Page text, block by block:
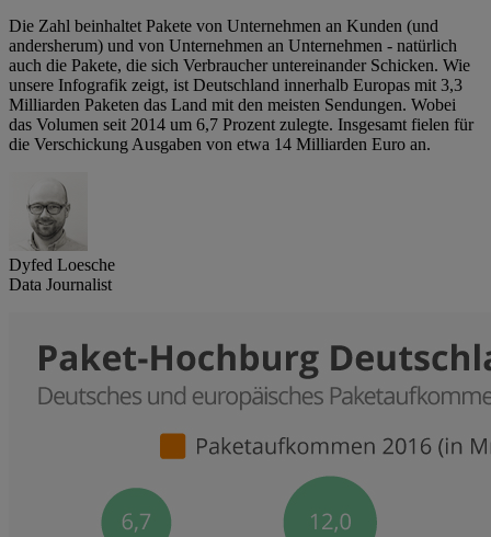
Die Zahl beinhaltet Pakete von Unternehmen an Kunden (und
andersherum) und von Unternehmen an Unternehmen - natürlich
auch die Pakete, die sich Verbraucher untereinander Schicken. Wie
unsere Infografik zeigt, ist Deutschland innerhalb Europas mit 3,3
Milliarden Paketen das Land mit den meisten Sendungen. Wobei
das Volumen seit 2014 um 6,7 Prozent zulegte. Insgesamt fielen für
die Verschickung Ausgaben von etwa 14 Milliarden Euro an.
Dyfed Loesche
Data Journalist